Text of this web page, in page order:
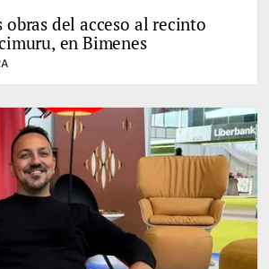
obras del acceso al recinto
en Bimenes